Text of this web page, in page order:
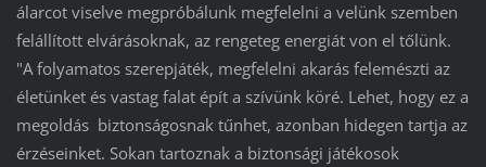
álarcot viselve megpróbálunk megfelelni a velünk szemben
felállított elvárásoknak, az rengeteg energiát von el tőlünk.
"A folyamatos szerepjáték, megfelelni akarás felemészti az
életünket és vastag falat épít a szívünk köré. Lehet, hogy ez a
megoldás biztonságosnak tűnhet, azonban hidegen tartja az
érzéseinket. Sokan tartoznak a biztonsági játékosok